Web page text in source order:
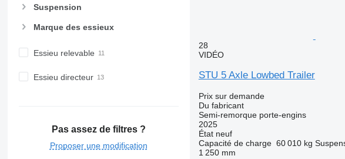
Suspension
Marque des essieux
Essieu relevable
Essieu directeur
Pas assez de filtres ?
Proposer une modification
28
VIDÉO
STU 5 Axle Lowbed Trailer
Prix sur demande
Du fabricant
Semi-remorque porte-engins
2025
Étatneuf
Capacité de charge 60 010 kg
1 250 mm